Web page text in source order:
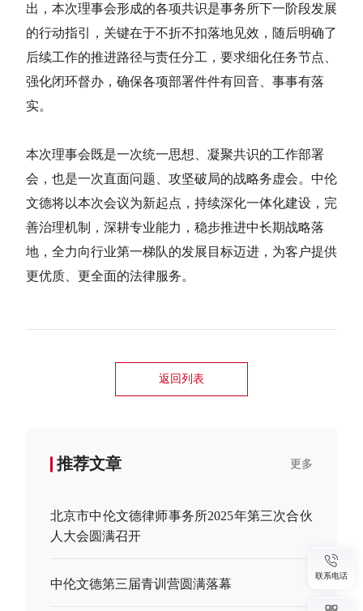
出，本次理事会形成的各项共识是事务所下一阶段发展
的行动指引，关键在于不折不扣落地见效，随后明确了
后续工作的推进路径与责任分工，要求细化任务节点、
强化闭环督办，确保各项部署件件有回音、事事有落
实。
本次理事会既是一次统一思想、凝聚共识的工作部署
会，也是一次直面问题、攻坚破局的战略务虚会。中伦
文德将以本次会议为新起点，持续深化一体化建设，完
善治理机制，深耕专业能力，稳步推进中长期战略落
地，全力向行业第一梯队的发展目标迈进，为客户提供
更优质、更全面的法律服务。
返回列表
推荐文章 更多
北京市中伦文德律师事务所2025年第三次合伙
人大会圆满召开
中伦文德第三届青训营圆满落幕
联系电话